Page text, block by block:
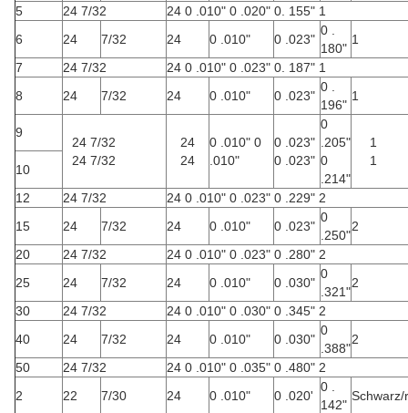
5
24 7/32
24 0 .010" 0 .020" 0. 155" 1
6
24 7/32 24 0 .010" 0 .023"
0 .
180"
1
7
24 7/32
24 0 .010" 0 .023" 0. 187" 1
8
24 7/32 24 0 .010" 0 .023"
0 .
196"
1
9
24 7/32
24 7/32
24
24
0 .010" 0
.010"
0 .023"
0 .023"
0
.205"
0
.214"
1
1
10
12
24 7/32
24 0 .010" 0 .023" 0 .229" 2
15
24 7/32 24 0 .010" 0 .023"
0
.250"
2
20
24 7/32
24 0 .010" 0 .023" 0 .280" 2
25
24 7/32 24 0 .010" 0 .030"
0
.321"
2
30
24 7/32
24 0 .010" 0 .030" 0 .345" 2
40
24 7/32 24 0 .010" 0 .030"
0
.388"
2
50
24 7/32
24 0 .010" 0 .035" 0 .480" 2
2
22 7/30 24 0 .010" 0 .020'
0 .
142"
Schwarz/